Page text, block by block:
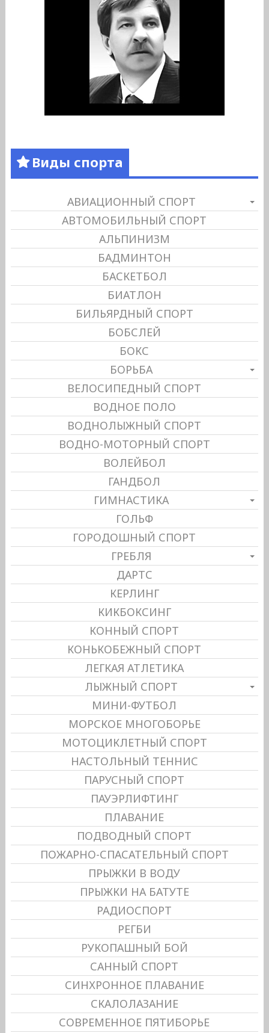
Виды спорта
АВИАЦИОННЫЙ СПОРТ
АВТОМОБИЛЬНЫЙ СПОРТ
АЛЬПИНИЗМ
БАДМИНТОН
БАСКЕТБОЛ
БИАТЛОН
БИЛЬЯРДНЫЙ СПОРТ
БОБСЛЕЙ
БОКС
БОРЬБА
ВЕЛОСИПЕДНЫЙ СПОРТ
ВОДНОЕ ПОЛО
ВОДНОЛЫЖНЫЙ СПОРТ
ВОДНО-МОТОРНЫЙ СПОРТ
ВОЛЕЙБОЛ
ГАНДБОЛ
ГИМНАСТИКА
ГОЛЬФ
ГОРОДОШНЫЙ СПОРТ
ГРЕБЛЯ
ДАРТС
КЕРЛИНГ
КИКБОКСИНГ
КОННЫЙ СПОРТ
КОНЬКОБЕЖНЫЙ СПОРТ
ЛЕГКАЯ АТЛЕТИКА
ЛЫЖНЫЙ СПОРТ
МИНИ-ФУТБОЛ
МОРСКОЕ МНОГОБОРЬЕ
МОТОЦИКЛЕТНЫЙ СПОРТ
НАСТОЛЬНЫЙ ТЕННИС
ПАРУСНЫЙ СПОРТ
ПАУЭРЛИФТИНГ
ПЛАВАНИЕ
ПОДВОДНЫЙ СПОРТ
ПОЖАРНО-СПАСАТЕЛЬНЫЙ СПОРТ
ПРЫЖКИ В ВОДУ
ПРЫЖКИ НА БАТУТЕ
РАДИОСПОРТ
РЕГБИ
РУКОПАШНЫЙ БОЙ
САННЫЙ СПОРТ
СИНХРОННОЕ ПЛАВАНИЕ
СКАЛОЛАЗАНИЕ
СОВРЕМЕННОЕ ПЯТИБОРЬЕ